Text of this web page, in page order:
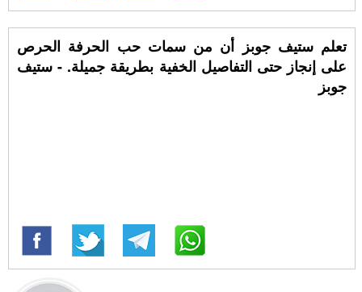
تعلم ستيف جوبز أن من سمات حب الحرفة الحرص
على إنجاز حتى التفاصيل الخفية بطريقة جميلة. - ستيف
جوبز